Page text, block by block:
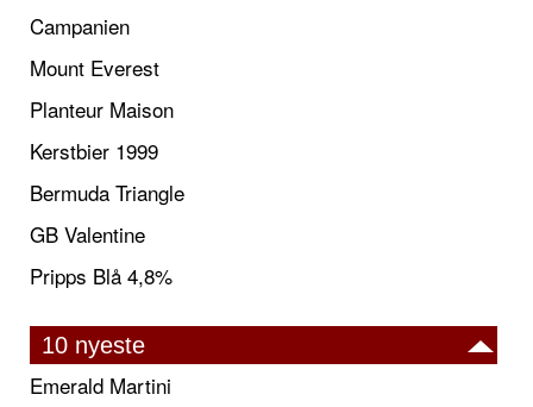
Campanien
Mount Everest
Planteur Maison
Kerstbier 1999
Bermuda Triangle
GB Valentine
Pripps Blå 4,8%
10 nyeste
Emerald Martini